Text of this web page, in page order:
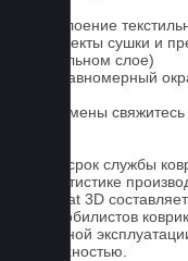
1. Отслоение
2. Дефекты сушки и
текстильном слое)
3. Неравномерный
Для замены
Какой срок службы
По статистике
Euromat 3D
автомобилистов
бережной
поверхностью.